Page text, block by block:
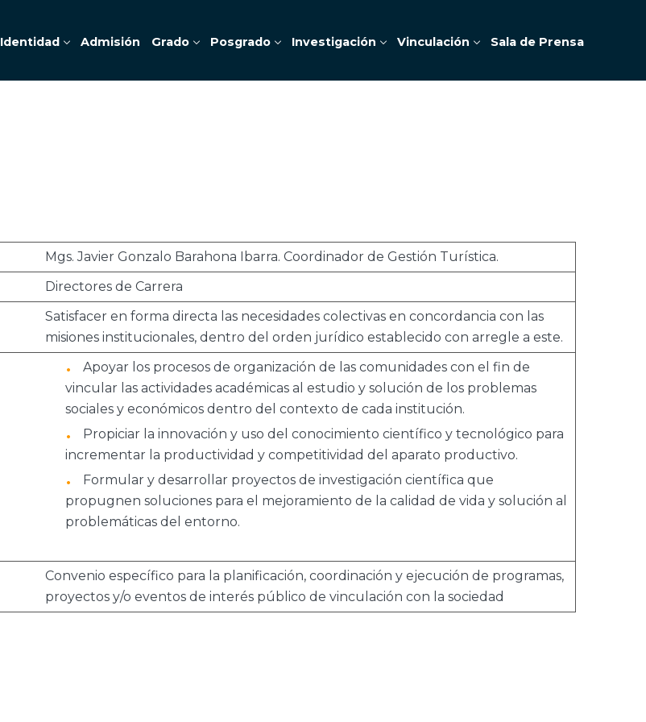
Identidad Admisión Grado Posgrado Investigación Vinculación Sala de Prensa
Mgs. Javier Gonzalo Barahona Ibarra. Coordinador de Gestión Turística.
Directores de Carrera
Satisfacer en forma directa las necesidades colectivas en concordancia con las
misiones institucionales, dentro del orden jurídico establecido con arregle a este.
Apoyar los procesos de organización de las comunidades con el fin de
vincular las actividades académicas al estudio y solución de los problemas
sociales y económicos dentro del contexto de cada institución.
Propiciar la innovación y uso del conocimiento científico y tecnológico para
incrementar la productividad y competitividad del aparato productivo.
Formular y desarrollar proyectos de investigación científica que
propugnen soluciones para el mejoramiento de la calidad de vida y solución al
problemáticas del entorno.
Convenio específico para la planificación, coordinación y ejecución de programas,
proyectos y/o eventos de interés público de vinculación con la sociedad